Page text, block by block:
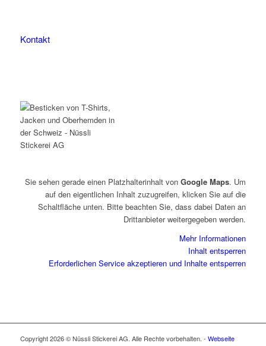
Kontakt
Sie sehen gerade einen Platzhalterinhalt vonGoogle Maps. Um
auf den eigentlichen Inhalt zuzugreifen, klicken Sie auf die
Schaltfläche unten. Bitte beachten Sie, dass dabei Daten an
Drittanbieter weitergegeben werden.
Mehr Informationen
Inhalt entsperren
Erforderlichen Service akzeptieren und Inhalte entsperren
Copyright 2026 © Nüssli Stickerei AG. Alle Rechte vorbehalten. - Webseite